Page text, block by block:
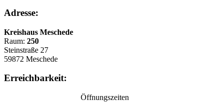
Adresse:
Kreishaus Meschede
Raum: 250
Steinstraße 27
59872 Meschede
Erreichbarkeit:
Öffnungszeiten